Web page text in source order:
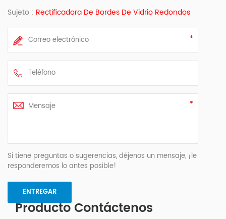
Sujeto : Rectificadora De Bordes De Vidrio Redondos
Si tiene preguntas o sugerencias, déjenos un mensaje, ¡le
responderemos lo antes posible!
Producto Contáctenos